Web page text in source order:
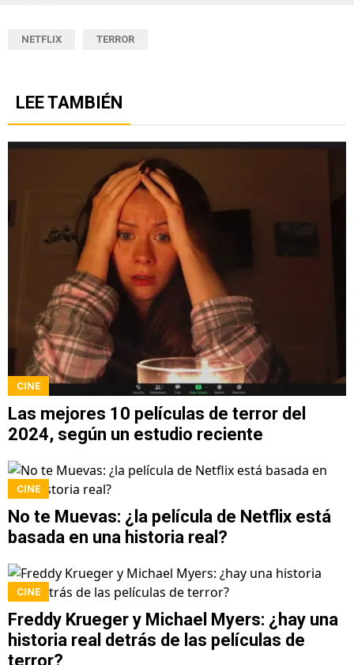
NETFLIX TERROR
LEE TAMBIÉN
CINE
Las mejores 10 películas de terror del
2024, según un estudio reciente
CINE
No te Muevas: ¿la película de Netflix está
basada en una historia real?
CINE
Freddy Krueger y Michael Myers: ¿hay una
historia real detrás de las películas de
terror?